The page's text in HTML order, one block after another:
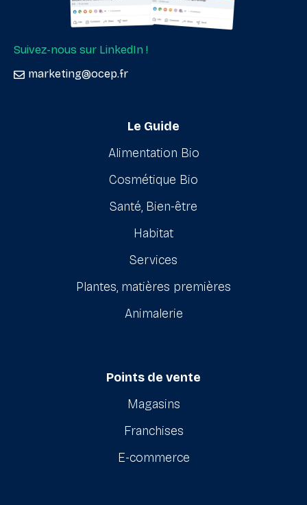
Suivez-nous sur LinkedIn !
marketing@ocep.fr
Le Guide
Alimentation Bio
Cosmétique Bio
Santé, Bien-être
Habitat
Services
Plantes, matières premières
Animalerie
Points de vente
Magasins
Franchises
E-commerce